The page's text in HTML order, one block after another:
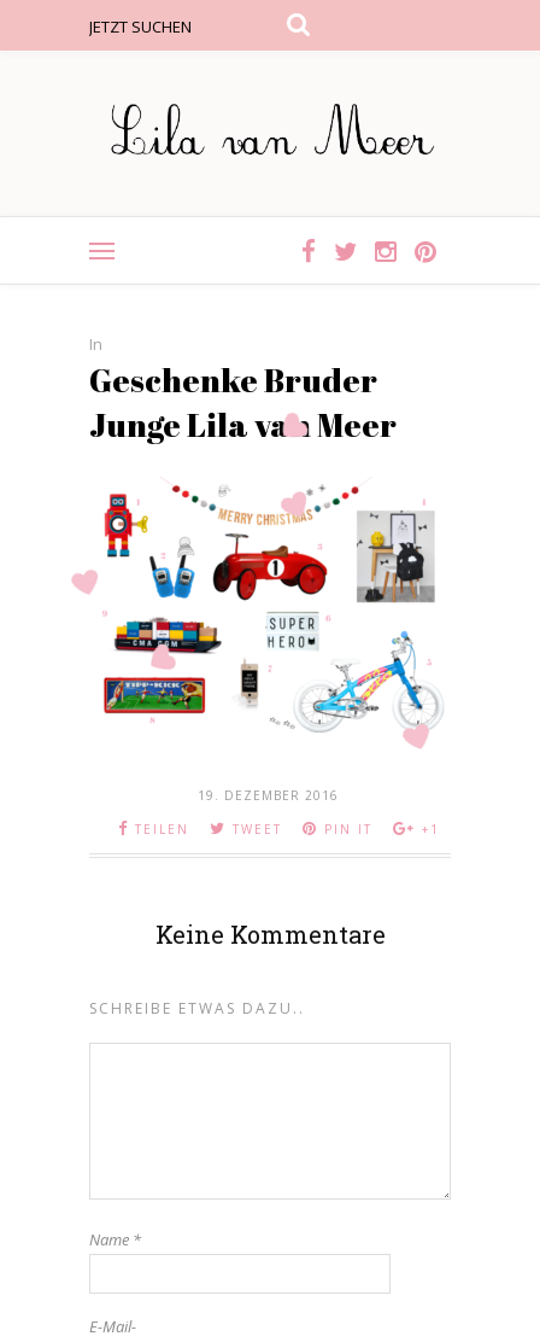
In
Geschenke Bruder
Junge Lila van Meer
19. DEZEMBER 2016
TEILEN
TWEET PIN IT +1
Keine Kommentare
SCHREIBE ETWAS DAZU..
Name *
E-Mail-